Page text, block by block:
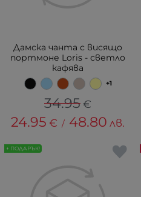
Дамска чанта с висящо
портмоне Loris - светло
кафява
+1
34.95€
24.95 € / 48.80 лв.
+ ПОДАРЪК!